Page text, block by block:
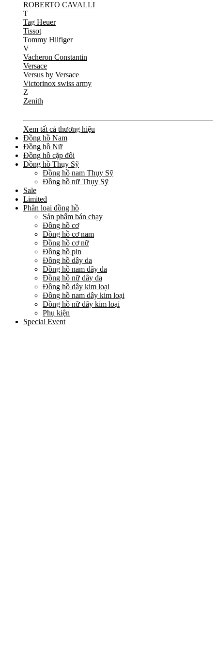
ROBERTO CAVALLI
T
Tag Heuer
Tissot
Tommy Hilfiger
V
Vacheron Constantin
Versace
Versus by Versace
Victorinox swiss army
Z
Zenith
Xem tất cả thương hiệu
Đồng hồ Nam
Đồng hồ Nữ
Đồng hồ cặp đôi
Đồng hồ Thụy Sỹ
Đồng hồ nam Thụy Sỹ
Đồng hồ nữ Thụy Sỹ
Sale
Limited
Phân loại đồng hồ
Sản phẩm bán chạy
Đồng hồ cơ
Đồng hồ cơ nam
Đồng hồ cơ nữ
Đồng hồ pin
Đồng hồ dây da
Đồng hồ nam dây da
Đồng hồ nữ dây da
Đồng hồ dây kim loại
Đồng hồ nam dây kim loại
Đồng hồ nữ dây kim loại
Phụ kiện
Special Event